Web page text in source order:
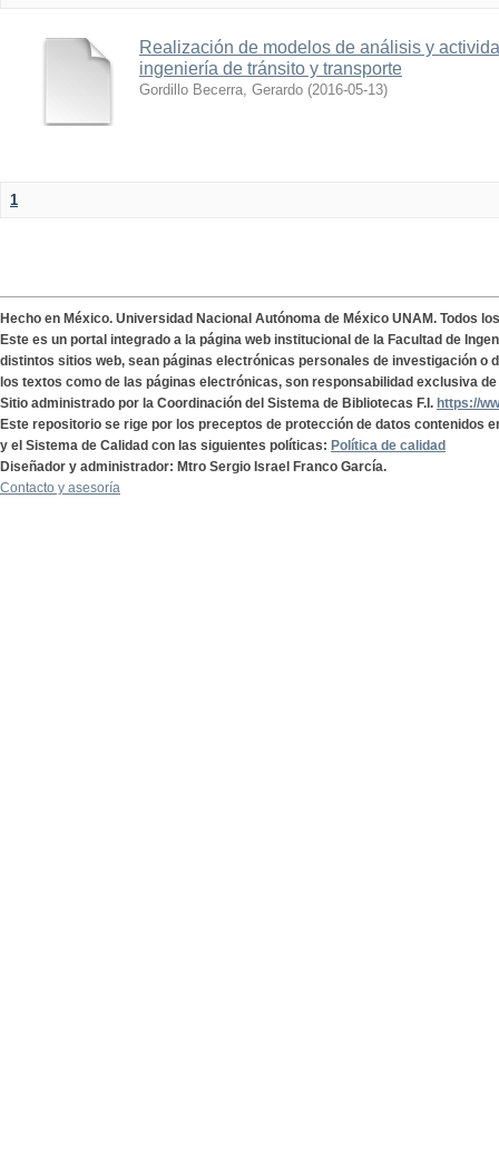
Realización de modelos de análisis y
ingeniería de tránsito y transporte
Gordillo Becerra, Gerardo (2016-05-13)
1
Hecho en México. Universidad Nacional Autónoma de México UNAM. Todos
Este es un portal integrado a la página web institucional de la Facultad de
distintos sitios web, sean páginas electrónicas personales de investigación o
los textos como de las páginas electrónicas, son responsabilidad exclusiva
Sitio administrado por la Coordinación del Sistema de Bibliotecas F.I. https://
Este repositorio se rige por los preceptos de protección de datos contenidos
y el Sistema de Calidad con las siguientes políticas: Política de calidad
Diseñador y administrador: Mtro Sergio Israel Franco García.
Contacto y asesoría